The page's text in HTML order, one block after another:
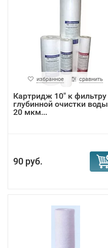
избранное сравнить
Картридж 10" к фильтру
глубинной очистки воды
20 мкм...
90 руб.